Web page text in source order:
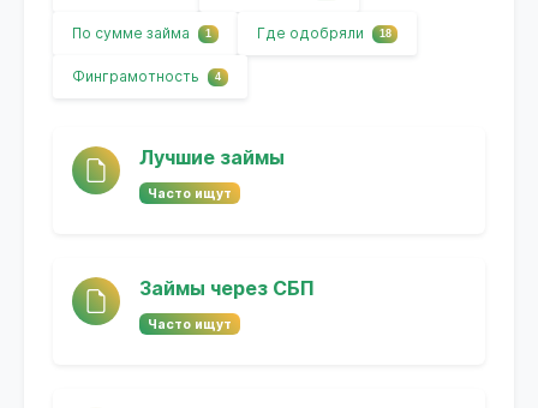
По сумме займа 1 Где одобряли 18
Финграмотность 4
Лучшие займы
Часто ищут
Займы через СБП
Часто ищут